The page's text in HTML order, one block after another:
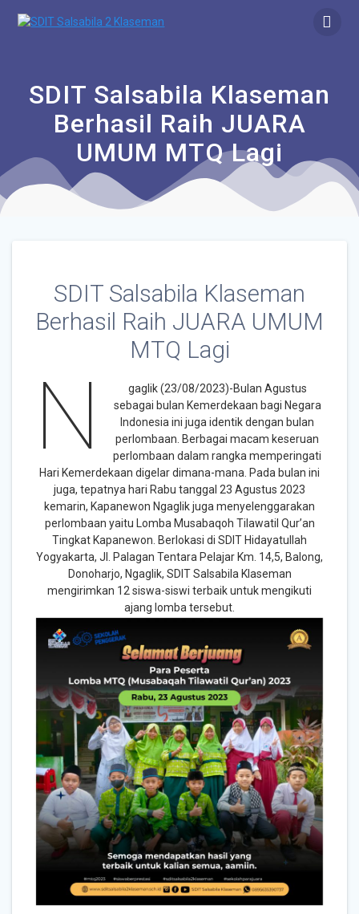
SDIT Salsabila Klaseman
Berhasil Raih JUARA
UMUM MTQ Lagi
SDIT Salsabila Klaseman
Berhasil Raih JUARA UMUM
MTQ Lagi
N
gaglik (23/08/2023)-Bulan Agustus
sebagai bulan Kemerdekaan bagi Negara
Indonesia ini juga identik dengan bulan
perlombaan. Berbagai macam keseruan
perlombaan dalam rangka memperingati
Hari Kemerdekaan digelar dimana-mana. Pada bulan ini
juga, tepatnya hari Rabu tanggal 23 Agustus 2023
kemarin, Kapanewon Ngaglik juga menyelenggarakan
perlombaan yaitu Lomba Musabaqoh Tilawatil Qur’an
Tingkat Kapanewon. Berlokasi di SDIT Hidayatullah
Yogyakarta, Jl. Palagan Tentara Pelajar Km. 14,5, Balong,
Donoharjo, Ngaglik, SDIT Salsabila Klaseman
mengirimkan 12 siswa-siswi terbaik untuk mengikuti
ajang lomba tersebut.